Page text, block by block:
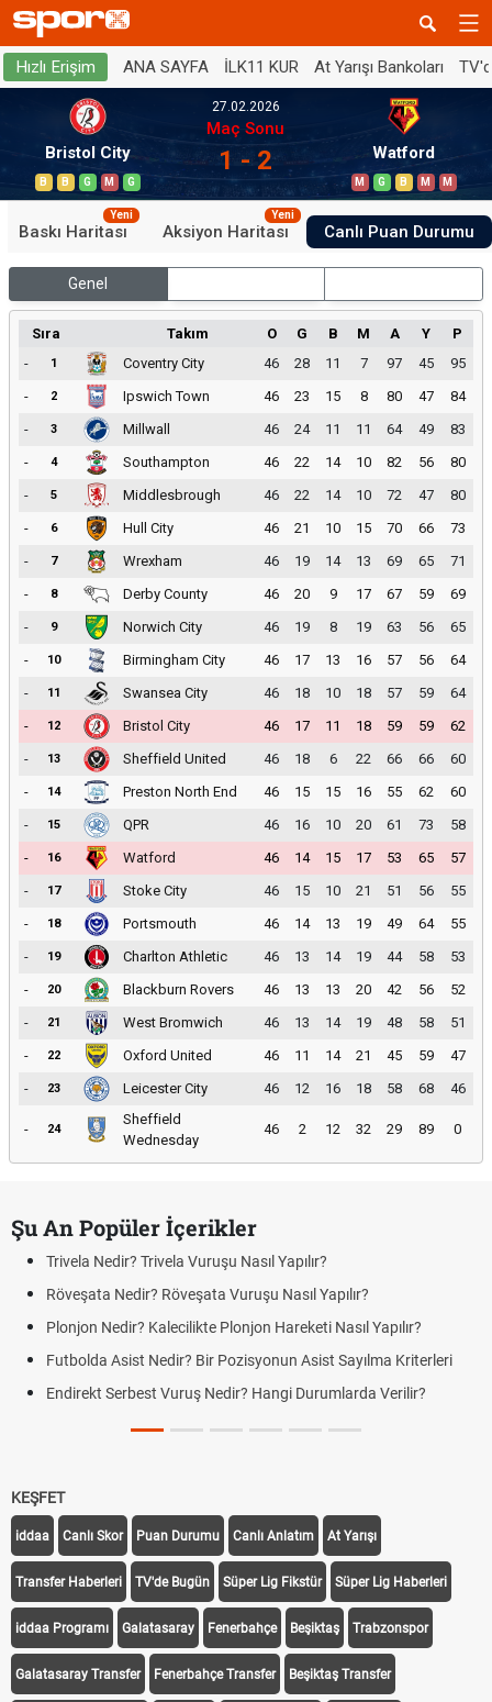
Hızlı Erişim ANA SAYFA İLK11 KUR At Yarışı Bankoları
Bristol City
B B G M G
27.02.2026
Maç Sonu
1 - 2 Watford
M G B M M
Baskı Haritası
Yeni
Aksiyon Haritası
Yeni
Canlı Puan Durumu
Genel
Sıra Takım O G B M A Y
P
-
1 Coventry City 46 28 11 7 97 45
95
-
2 Ipswich Town 46 23 15 8 80 47
84
-
3 Millwall 46 24 11 11 64 49
83
-
4 Southampton 46 22 14 10 82 56
80
-
5 Middlesbrough 46 22 14 10 72 47
80
-
6 Hull City 46 21 10 15 70 66
73
-
7 Wrexham 46 19 14 13 69 65
71
-
8 Derby County 46 20 9 17 67 59
69
-
9 Norwich City 46 19 8 19 63 56
65
-
10 Birmingham City 46 17 13 16 57 56
64
-
11 Swansea City 46 18 10 18 57 59
64
-
12 Bristol City 46 17 11 18 59 59
62
-
13 Sheffield United 46 18 6 22 66 66
60
-
14 Preston North End 46 15 15 16 55 62
60
-
15 QPR 46 16 10 20 61 73
58
-
16 Watford 46 14 15 17 53 65
57
-
17 Stoke City 46 15 10 21 51 56
55
-
18 Portsmouth 46 14 13 19 49 64
55
-
19 Charlton Athletic 46 13 14 19 44 58
53
-
20 Blackburn Rovers 46 13 13 20 42 56
52
-
21 West Bromwich 46 13 14 19 48 58
51
-
22 Oxford United 46 11 14 21 45 59
47
-
23 Leicester City 46 12 16 18 58 68 46
- 24
Sheffield
Wednesday
46 2 12 32 29 89 0
Şu An Popüler İçerikler
Trivela Nedir? Trivela Vuruşu Nasıl Yapılır?
Röveşata Nedir? Röveşata Vuruşu Nasıl Yapılır?
Plonjon Nedir? Kalecilikte Plonjon Hareketi Nasıl Yapılır?
Futbolda Asist Nedir? Bir Pozisyonun Asist Sayılma Kriterleri
Endirekt Serbest Vuruş Nedir? Hangi Durumlarda Verilir?
KEŞFET
iddaa Canlı Skor Puan Durumu Canlı Anlatım At Yarışı
Transfer Haberleri TV'de Bugün Süper Lig Fikstür Süper Lig Haberleri
iddaa Programı Galatasaray Fenerbahçe Beşiktaş Trabzonspor
Galatasaray Transfer Fenerbahçe Transfer Beşiktaş Transfer